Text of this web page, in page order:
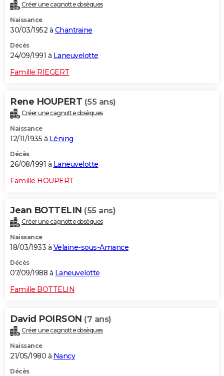
Créer une cagnotte obsèques
Naissance
30/03/1952 à Chantraine
Décès
24/09/1991 à Laneuvelotte
Famille RIEGERT
Rene HOUPERT (55 ans)
Créer une cagnotte obsèques
Naissance
12/11/1935 à Léning
Décès
26/08/1991 à Laneuvelotte
Famille HOUPERT
Jean BOTTELIN (55 ans)
Créer une cagnotte obsèques
Naissance
18/03/1933 à Velaine-sous-Amance
Décès
07/09/1988 à Laneuvelotte
Famille BOTTELIN
David POIRSON (7 ans)
Créer une cagnotte obsèques
Naissance
21/05/1980 à Nancy
Décès